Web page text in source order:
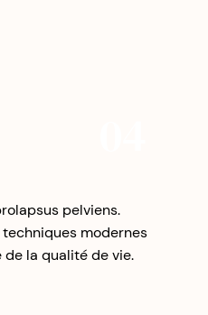
pelviens.
modernes
la qualité de vie.